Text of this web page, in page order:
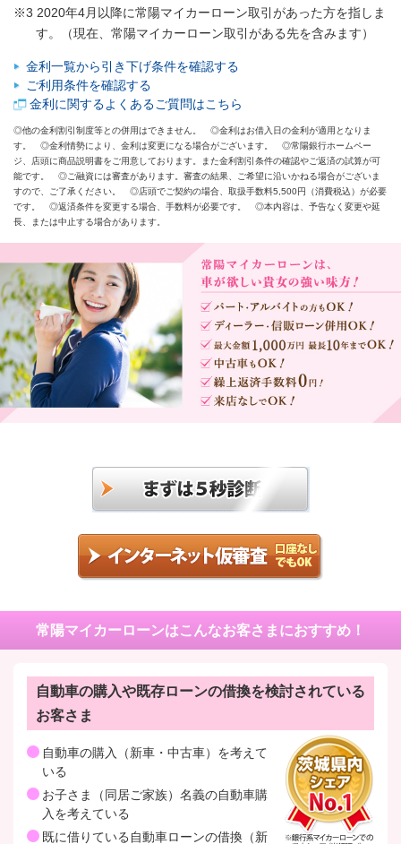
※3 2020年4月以降に常陽マイカーローン取引があった方を指しま
す。（現在、常陽マイカーローン取引がある先を含みます）
金利一覧から引き下げ条件を確認する
ご利用条件を確認する
金利に関するよくあるご質問はこちら
◎他の金利割引制度等との併用はできません。 ◎金利はお借入日の金利が適用となりま
す。 ◎金利情勢により、金利は変更になる場合がございます。 ◎常陽銀行ホームペー
ジ、店頭に商品説明書をご用意しております。また金利割引条件の確認やご返済の試算が可
能です。 ◎ご融資には審査があります。審査の結果、ご希望に沿いかねる場合がございま
すので、ご了承ください。 ◎店頭でご契約の場合、取扱手数料5,500円（消費税込）が必要
です。 ◎返済条件を変更する場合、手数料が必要です。 ◎本内容は、予告なく変更や延
長、または中止する場合があります。
自動車の購入や既存ローンの借換を検討されている
お客さま
自動車の購入（新車・中古車）を考えて
いる
お子さま（同居ご家族）名義の自動車購
入を考えている
既に借りている自動車ローンの借換（新